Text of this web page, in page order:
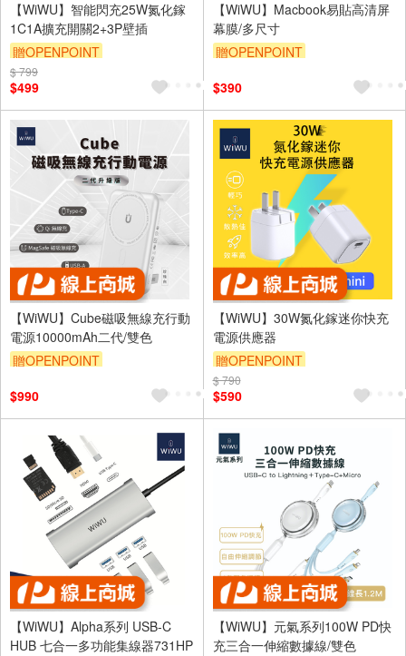
【WiWU】智能閃充25W氮化鎵
1C1A擴充開關2+3P壁插
贈OPENPOINT
$ 799
$499
【WiWU】Macbook易貼高清屏
幕膜/多尺寸
贈OPENPOINT
$390
【WiWU】Cube磁吸無線充行動
電源10000mAh二代/雙色
贈OPENPOINT
$990
【WiWU】30W氮化鎵迷你快充
電源供應器
贈OPENPOINT
$ 790
$590
【WiWU】Alpha系列 USB-C
HUB 七合一多功能集線器731HP
【WiWU】元氣系列100W PD快
充三合一伸縮數據線/雙色